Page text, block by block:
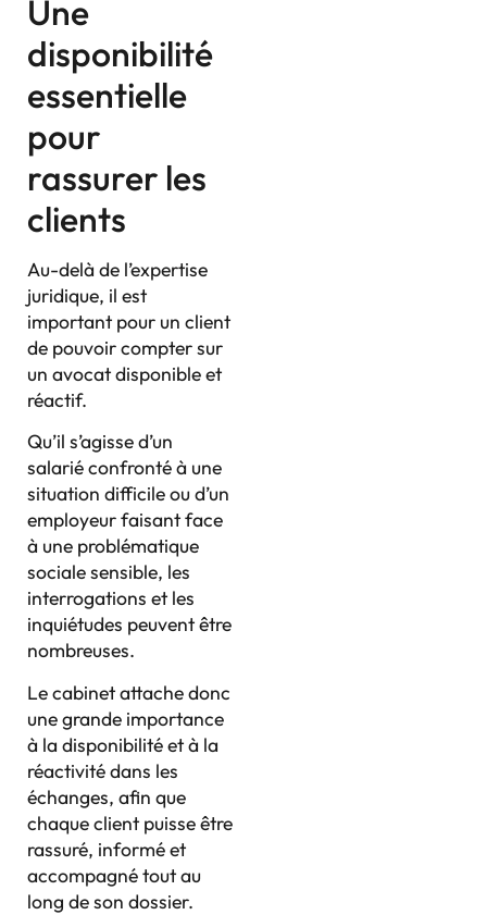
Une
disponibilité
essentielle
pour
rassurer les
clients
Au-delà de l’expertise
juridique, il est
important pour un client
de pouvoir compter sur
un avocat disponible et
réactif.
Qu’il s’agisse d’un
salarié confronté à une
situation difficile ou d’un
employeur faisant face
à une problématique
sociale sensible, les
interrogations et les
inquiétudes peuvent être
nombreuses.
Le cabinet attache donc
une grande importance
à la disponibilité et à la
réactivité dans les
échanges, afin que
chaque client puisse être
rassuré, informé et
accompagné tout au
long de son dossier.